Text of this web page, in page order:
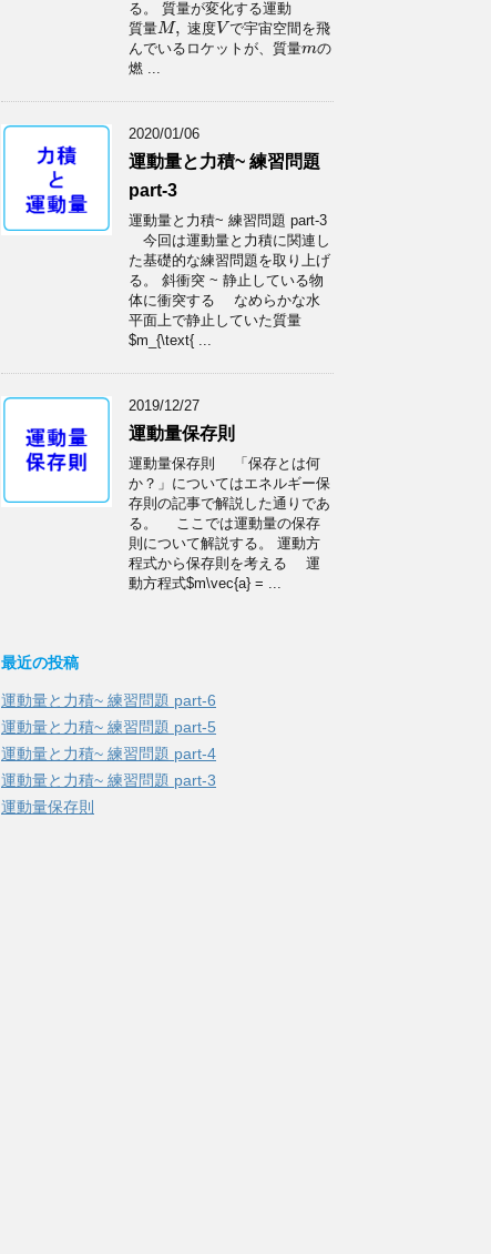
る。 質量が変化する運動
質量M,
M, 速度V
V で宇宙空間を飛
んでいるロケットが、質量m
mの
燃 ...
2020/01/06
運動量と力積~ 練習問題
part-3
運動量と力積~ 練習問題 part-3
今回は運動量と力積に関連し
た基礎的な練習問題を取り上げ
る。 斜衝突 ~ 静止している物
体に衝突する なめらかな水
平面上で静止していた質量
$m_{\text{ ...
2019/12/27
運動量保存則
運動量保存則 「保存とは何
か？」についてはエネルギー保
存則の記事で解説した通りであ
る。 ここでは運動量の保存
則について解説する。 運動方
程式から保存則を考える 運
動方程式$m\vec{a} = ...
最近の投稿
運動量と力積~ 練習問題 part-6
運動量と力積~ 練習問題 part-5
運動量と力積~ 練習問題 part-4
運動量と力積~ 練習問題 part-3
運動量保存則